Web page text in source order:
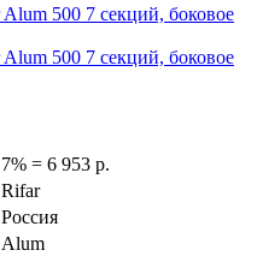
7% = 6 953 р.
Rifar
Россия
Alum